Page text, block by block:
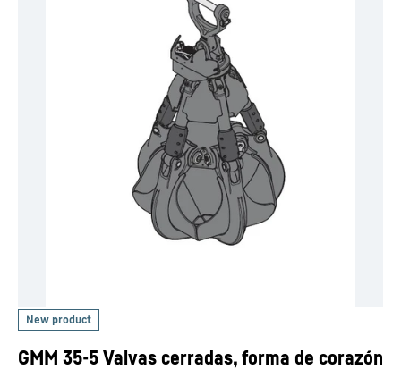
GMM 35-5 Valvas cerradas, forma de corazón